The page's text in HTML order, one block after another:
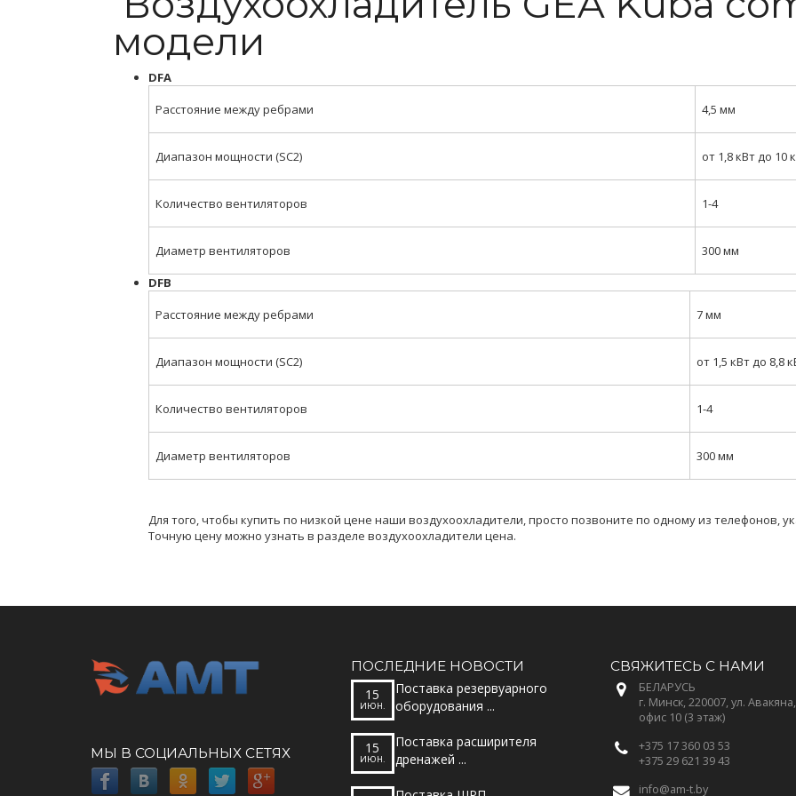
модели
DFA
Расстояние между ребрами
4,5 мм
Диапазон мощности (SC2) от 1,8 кВт до 10
Количество вентиляторов 1-4
Диаметр вентиляторов
300 мм
DFB
Расстояние между ребрами
7 мм
Диапазон мощности (SC2) от 1,5 кВт до 8,8
Количество вентиляторов 1-4
Диаметр вентиляторов 300 мм
Для того, чтобы купить по низкой цене наши воздухоохладители, просто позвоните по одному из телефонов,
Точную цену можно узнать в разделе воздухоохладители цена.
МЫ В СОЦИАЛЬНЫХ СЕТЯХ
ПОСЛЕДНИЕ НОВОСТИ
15
ИЮН.
Поставка резервуарного
оборудования ...
15
ИЮН.
Поставка расширителя
дренажей ...
СВЯЖИТЕСЬ С НАМИ
БЕЛАРУСЬ
г. Минск, 220007, ул.
офис 10 (3 этаж)
+375 17 360 03 53
+375 29 621 39 43
info@am-t.by